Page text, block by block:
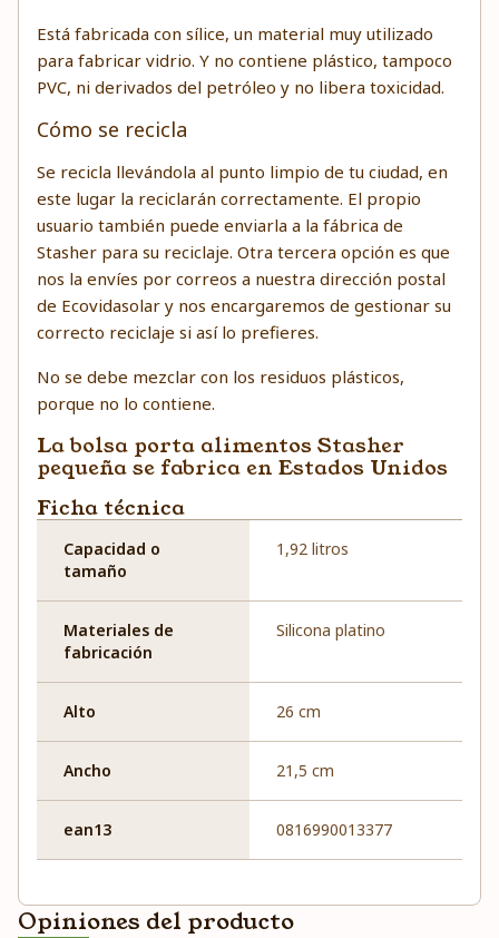
Está fabricada con sílice, un material muy utilizado
para fabricar vidrio. Y no contiene plástico, tampoco
PVC, ni derivados del petróleo y no libera toxicidad.
Cómo se recicla
Se recicla llevándola al punto limpio de tu ciudad, en
este lugar la reciclarán correctamente. El propio
usuario también puede enviarla a la fábrica de
Stasher para su reciclaje. Otra tercera opción es que
nos la envíes por correos a nuestra dirección postal
de Ecovidasolar y nos encargaremos de gestionar su
correcto reciclaje si así lo prefieres.
No se debe mezclar con los residuos plásticos,
porque no lo contiene.
La bolsa porta alimentos Stasher
pequeña se fabrica en Estados Unidos
Ficha técnica
Capacidad o
tamaño
1,92 litros
Materiales de
fabricación
Silicona platino
Alto 26 cm
Ancho 21,5 cm
ean13 0816990013377
Opiniones del producto